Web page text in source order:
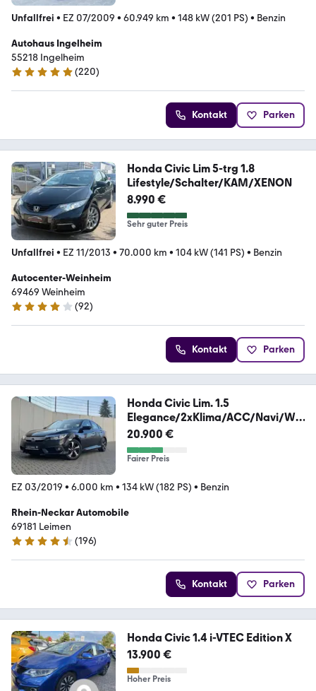
Unfallfrei • EZ 07/2009 • 60.949 km • 148 kW (201 PS) • Benzin
Autohaus Ingelheim
55218 Ingelheim
4.8 Sterne
(220)
Kontakt Parken
Honda Civic Lim 5-trg 1.8
Lifestyle/Schalter/KAM/XENON
8.990 €
Sehr guter Preis
Unfallfrei • EZ 11/2013 • 70.000 km • 104 kW (141 PS) • Benzin
Autocenter-Weinheim
69469 Weinheim
4.2 Sterne
(92)
Kontakt Parken
Honda Civic Lim. 1.5
Elegance/2xKlima/ACC/Navi/We
nigKm
20.900 €
Fairer Preis
EZ 03/2019 • 6.000 km • 134 kW (182 PS) • Benzin
Rhein-Neckar Automobile
69181 Leimen
4.4 Sterne
(196)
Kontakt Parken
Honda Civic 1.4 i-VTEC Edition X
13.900 €
Hoher Preis